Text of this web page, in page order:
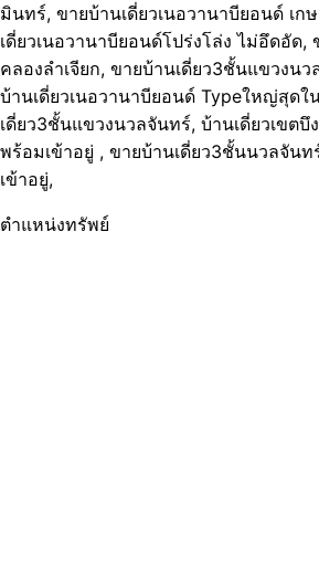
มินทร์, ขายบ้านเดี่ยวเนอวานาบียอนด์ เ
เดี่ยวเนอวานาบียอนด์โปร่งโล่ง ไม่อึดอัด
คลองลำเจียก, ขายบ้านเดี่ยว3ชั้นแขวงน
บ้านเดี่ยวเนอวานาบียอนด์ Typeใหญ่สุดใ
เดี่ยว3ชั้นแขวงนวลจันทร์, บ้านเดี่ยวเขตบึ
พร้อมเข้าอยู่ , ขายบ้านเดี่ยว3ชั้นนวลจัน
เข้าอยู่,
ตำแหน่งทรัพย์